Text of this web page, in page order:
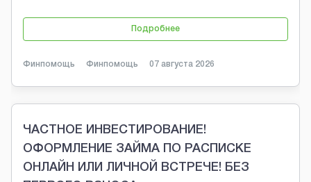
Подробнее
Финпомощь Финпомощь 07 августа 2026
ЧАСТНОЕ ИНВЕСТИРОВАНИЕ!
ОФОРМЛЕНИЕ ЗАЙМА ПО РАСПИСКЕ
ОНЛАЙН ИЛИ ЛИЧНОЙ ВСТРЕЧЕ! БЕЗ